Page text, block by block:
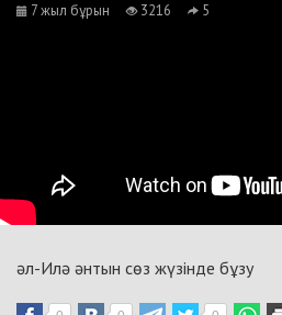
7 жыл бұрын 3216 5
әл-Илә әнтын сөз жүзінде бұзу